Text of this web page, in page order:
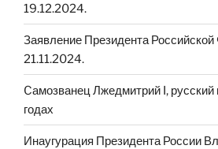
19.12.2024.
Заявление Президента
21.11.2024.
Cамозванец Лжедмитрий I,
годах
Инаугурация Президента России